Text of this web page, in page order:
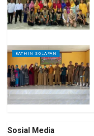
BATHIN SOLAPAN
Sosial Media